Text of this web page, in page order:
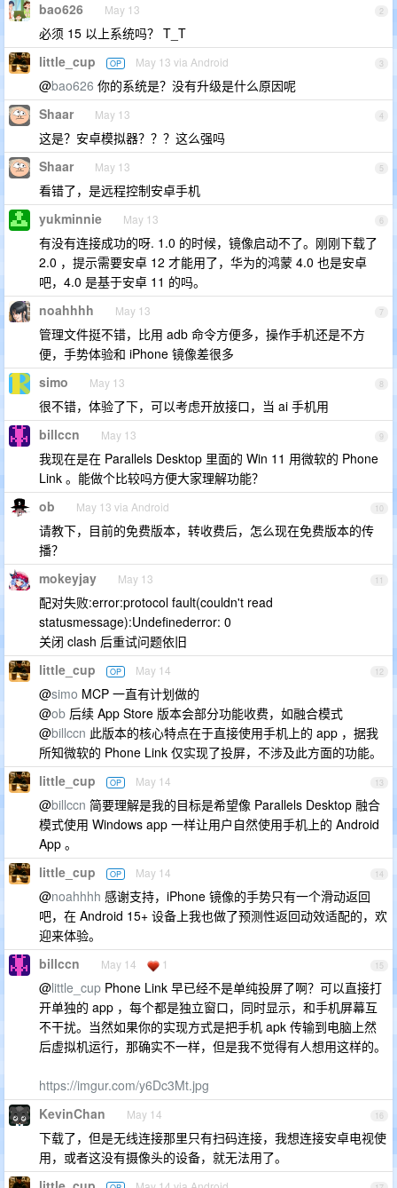
2
bao626 May 13
必须 15 以上系统吗？ T_T
3
little_cup OP May 13 via Android
@bao626 你的系统是？没有升级是什么原因呢
4
Shaar May 13
这是？安卓模拟器？？？这么强吗
5
Shaar May 13
看错了，是远程控制安卓手机
6
yukminnie May 13
有没有连接成功的呀. 1.0 的时候，镜像启动不了。刚刚下载了
2.0 ，提示需要安卓 12 才能用了，华为的鸿蒙 4.0 也是安卓
吧，4.0 是基于安卓 11 的吗。
7
noahhhh May 13
管理文件挺不错，比用 adb 命令方便多，操作手机还是不方
便，手势体验和 iPhone 镜像差很多
8
simo May 13
很不错，体验了下，可以考虑开放接口，当 ai 手机用
9
billccn May 13
我现在是在 Parallels Desktop 里面的 Win 11 用微软的 Phone
Link 。能做个比较吗方便大家理解功能？
10
ob May 13 via Android
请教下，目前的免费版本，转收费后，怎么现在免费版本的传
播？
11
mokeyjay May 13
配对失败:error:protocol fault(couldn't read
statusmessage):Undefinederror: 0
关闭 clash 后重试问题依旧
12
little_cup OP May 14
@simo MCP 一直有计划做的
@ob 后续 App Store 版本会部分功能收费，如融合模式
@billccn 此版本的核心特点在于直接使用手机上的 app ，据我
所知微软的 Phone Link 仅实现了投屏，不涉及此方面的功能。
13
little_cup OP May 14
@billccn 简要理解是我的目标是希望像 Parallels Desktop 融合
模式使用 Windows app 一样让用户自然使用手机上的 Android
App 。
14
little_cup OP May 14
@noahhhh 感谢支持，iPhone 镜像的手势只有一个滑动返回
吧，在 Android 15+ 设备上我也做了预测性返回动效适配的，欢
迎来体验。
15
billccn May 14 1
@little_cup Phone Link 早已经不是单纯投屏了啊？可以直接打
开单独的 app ，每个都是独立窗口，同时显示，和手机屏幕互
不干扰。当然如果你的实现方式是把手机 apk 传输到电脑上然
后虚拟机运行，那确实不一样，但是我不觉得有人想用这样的。
https://imgur.com/y6Dc3Mt.jpg
16
KevinChan May 14
下载了，但是无线连接那里只有扫码连接，我想连接安卓电视使
用，或者这没有摄像头的设备，就无法用了。